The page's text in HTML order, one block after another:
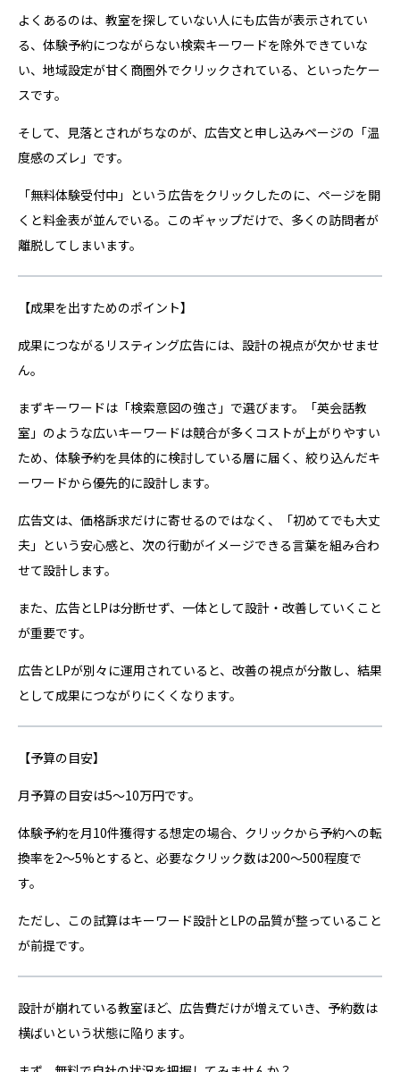
よくあるのは、教室を探していない人にも広告が表示されてい
る、体験予約につながらない検索キーワードを除外できていな
い、地域設定が甘く商圏外でクリックされている、といったケー
スです。
そして、見落とされがちなのが、広告文と申し込みページの「温
度感のズレ」です。
「無料体験受付中」という広告をクリックしたのに、ページを開
くと料金表が並んでいる。このギャップだけで、多くの訪問者が
離脱してしまいます。
【成果を出すためのポイント】
成果につながるリスティング広告には、設計の視点が欠かせませ
ん。
まずキーワードは「検索意図の強さ」で選びます。「英会話教
室」のような広いキーワードは競合が多くコストが上がりやすい
ため、体験予約を具体的に検討している層に届く、絞り込んだキ
ーワードから優先的に設計します。
広告文は、価格訴求だけに寄せるのではなく、「初めてでも大丈
夫」という安心感と、次の行動がイメージできる言葉を組み合わ
せて設計します。
また、広告とLPは分断せず、一体として設計・改善していくこと
が重要です。
広告とLPが別々に運用されていると、改善の視点が分散し、結果
として成果につながりにくくなります。
【予算の目安】
月予算の目安は5〜10万円です。
体験予約を月10件獲得する想定の場合、クリックから予約への転
換率を2〜5%とすると、必要なクリック数は200〜500程度で
す。
ただし、この試算はキーワード設計とLPの品質が整っていること
が前提です。
設計が崩れている教室ほど、広告費だけが増えていき、予約数は
横ばいという状態に陥ります。